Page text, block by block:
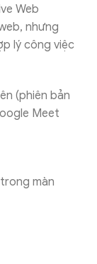
Web
nhưng
lý công việc
(phiên bản
Meet
màn